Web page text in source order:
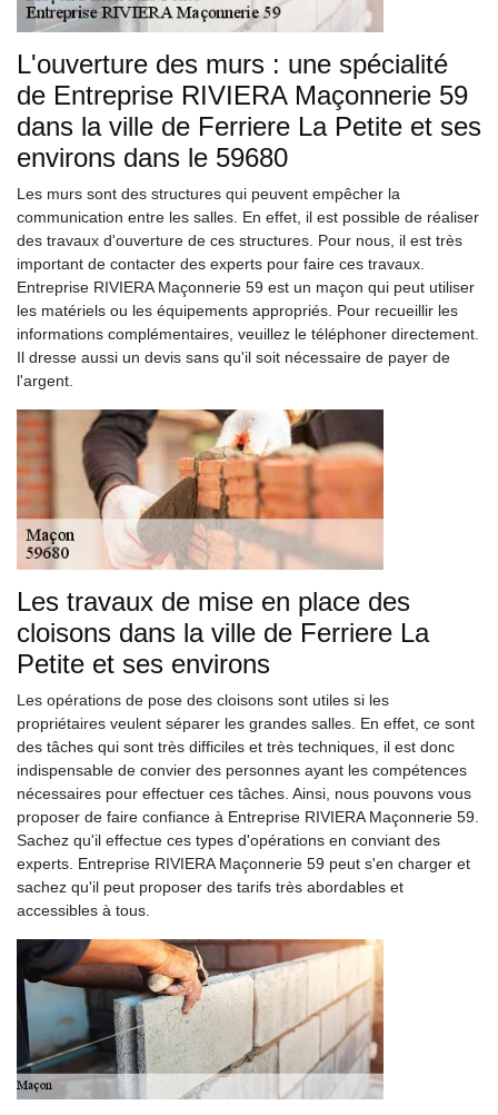
L'ouverture des murs : une spécialité
de Entreprise RIVIERA Maçonnerie 59
dans la ville de Ferriere La Petite et ses
environs dans le 59680
Les murs sont des structures qui peuvent empêcher la
communication entre les salles. En effet, il est possible de réaliser
des travaux d'ouverture de ces structures. Pour nous, il est très
important de contacter des experts pour faire ces travaux.
Entreprise RIVIERA Maçonnerie 59 est un maçon qui peut utiliser
les matériels ou les équipements appropriés. Pour recueillir les
informations complémentaires, veuillez le téléphoner directement.
Il dresse aussi un devis sans qu'il soit nécessaire de payer de
l'argent.
Les travaux de mise en place des
cloisons dans la ville de Ferriere La
Petite et ses environs
Les opérations de pose des cloisons sont utiles si les
propriétaires veulent séparer les grandes salles. En effet, ce sont
des tâches qui sont très difficiles et très techniques, il est donc
indispensable de convier des personnes ayant les compétences
nécessaires pour effectuer ces tâches. Ainsi, nous pouvons vous
proposer de faire confiance à Entreprise RIVIERA Maçonnerie 59.
Sachez qu'il effectue ces types d'opérations en conviant des
experts. Entreprise RIVIERA Maçonnerie 59 peut s'en charger et
sachez qu'il peut proposer des tarifs très abordables et
accessibles à tous.